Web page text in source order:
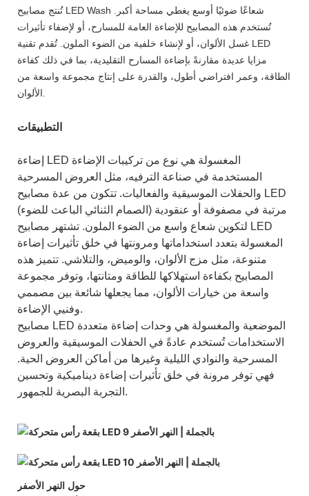
تُنتج مصابيح LED Wash شعاعًا ضوئيًا أوسع يغطي مساحة أكبر.
تُستخدم هذه المصابيح للإضاءة العامة للمسارح، أو لإضفاء تأثيرات
غسل الألوان، أو لإنشاء خلفية من الضوء الملون. تُقدم تقنية LED
مزايا عديدة مقارنةً بإضاءة المسارح التقليدية، بما في ذلك كفاءة
الطاقة، وعمر افتراضي أطول، والقدرة على إنتاج مجموعة واسعة من
التطبيقات
إضاءة LED المغسولة هي نوع من تركيبات الإضاءة
المستخدمة في صناعة الترفيه، مثل العروض المسرحية
والحفلات الموسيقية والفعاليات. تتكون من عدة مصابيح LED
(الصمام الثنائي الباعث للضوء) مرتبة في مصفوفة أو عنقودية
لتكوين شعاع واسع من الضوء الملون. تشتهر مصابيح LED
المغسولة بتعدد استخداماتها ومرونتها في خلق تأثيرات إضاءة
متنوعة، مثل مزج الألوان، والوميض، والتلاشي. تتميز هذه
المصابيح بكفاءة استهلاكها للطاقة ومتانتها، وتوفر مجموعة
واسعة من خيارات الألوان، مما يجعلها شائعة بين مصممي
وفنيي الإضاءة.
مصابيح LED الموضعية والمغسولة هي وحدات إضاءة متعددة
الاستخدامات تُستخدم عادةً في الحفلات الموسيقية والعروض
المسرحية والنوادي الليلية وغيرها من أماكن العروض الحية.
فهي توفر مرونة في خلق تأثيرات إضاءة ديناميكية وتحسين
التجربة البصرية للجمهور.
حول النهر الأصفر